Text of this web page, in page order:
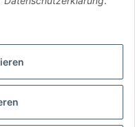
Shop